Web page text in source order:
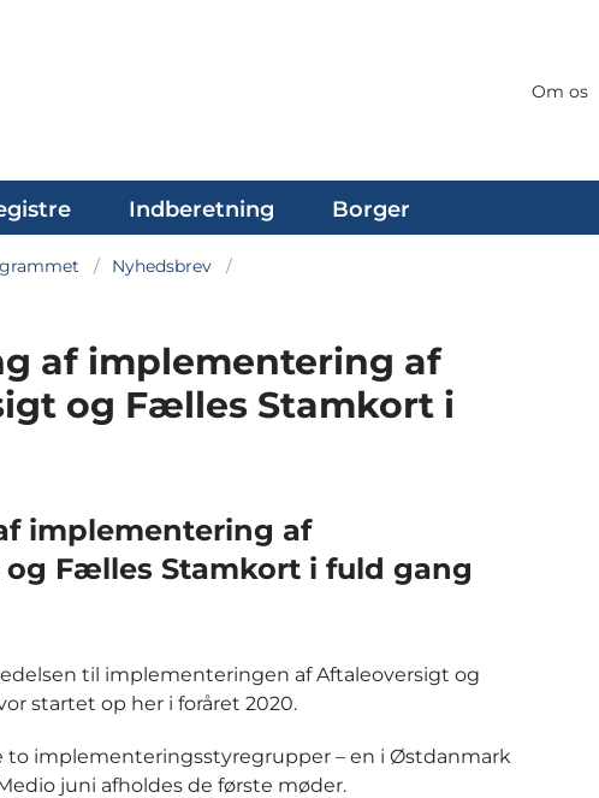
Om os
Indberetning Borger
Nyhedsbrev
af implementering af
og Fælles Stamkort i
implementering af
Fælles Stamkort i fuld gang
til implementeringen af Aftaleoversigt og
startet op her i foråret 2020.
to implementeringsstyregrupper – en i Østdanmark
juni afholdes de første møder.